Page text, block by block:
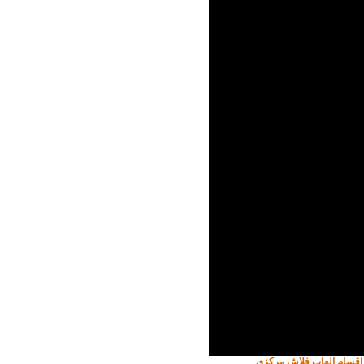
اقسام العاب فلاش مركزي